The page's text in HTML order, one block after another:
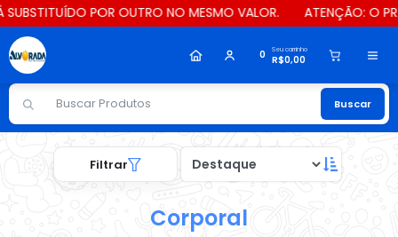
POR OUTRO NO MESMO VALOR. ATENÇÃO: O PRAZO PARA
0 Seu carrinho
R$0,00
Buscar
Filtrar
Corporal